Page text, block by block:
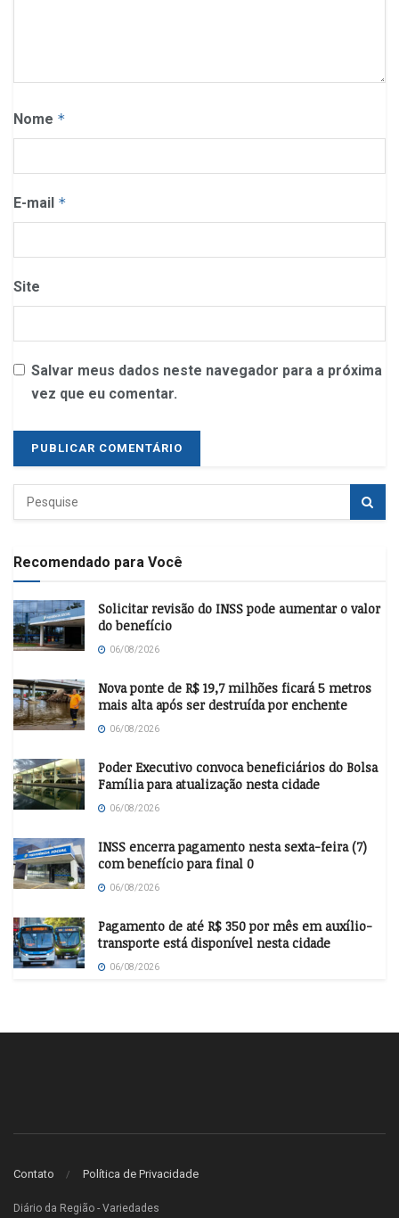
Nome *
E-mail *
Site
Salvar meus dados neste navegador para a próxima
vez que eu comentar.
Recomendado para Você
Solicitar revisão do INSS pode aumentar o valor
do benefício
06/08/2026
Nova ponte de R$ 19,7 milhões ficará 5 metros
mais alta após ser destruída por enchente
06/08/2026
Poder Executivo convoca beneficiários do Bolsa
Família para atualização nesta cidade
06/08/2026
INSS encerra pagamento nesta sexta-feira (7)
com benefício para final 0
06/08/2026
Pagamento de até R$ 350 por mês em auxílio-
transporte está disponível nesta cidade
06/08/2026
Contato Política de Privacidade
Diário da Região - Variedades